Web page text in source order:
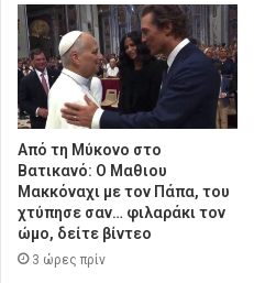
Από τη Μύκονο στο
Βατικανό: Ο Μαθιου
Μακκόναχι με τον Πάπα, του
χτύπησε σαν… φιλαράκι τον
ώμο, δείτε βίντεο
3 ώρες πρίν